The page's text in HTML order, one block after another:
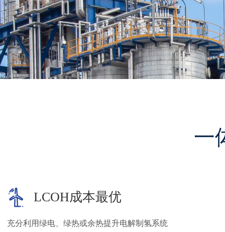
一
LCOH成本最优
充分利用绿电、绿热或余热提升电解制氢系统